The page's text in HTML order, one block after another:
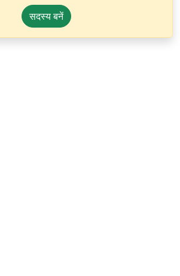
सदस्य बनें